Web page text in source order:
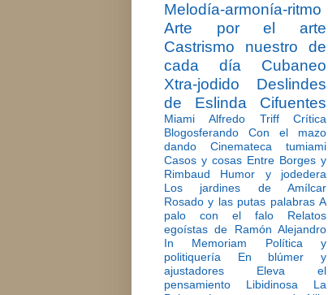
Melodía-armonía-ritmo
Arte por el arte
Castrismo nuestro de
cada día
Cubaneo
Xtra-jodido
Deslindes
de Eslinda Cifuentes
Miami Alfredo Triff
Crítica
Blogosferando
Con el mazo
dando
Cinemateca tumiami
Casos y cosas Entre Borges y
Rimbaud
Humor y jodedera
Los jardines de Amílcar
Rosado y las putas palabras A
palo con el falo
Relatos
egoístas de Ramón Alejandro
In Memoriam
Política y
politiquería
En blúmer y
ajustadores
Eleva el
pensamiento
Libidinosa
La